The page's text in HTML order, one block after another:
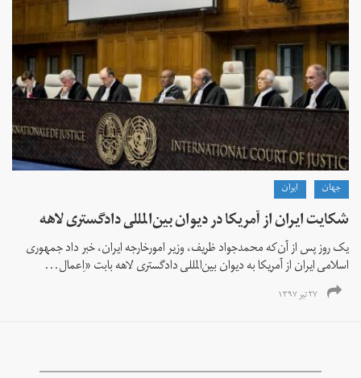
جهان ايران
شکایت ایران از آمریکا در دیوان بین‌المللی دادگستری لاهه
یک روز پس از آن‌که محمدجواد ظریف، وزیر امورخارجه ایران، خبر داد جمهوری
اسلامی ایران از آمریکا به دیوان بین‌المللی دادگستری لاهه بابت «اِعمال...
۲۷ تیر ۱۳۹۷